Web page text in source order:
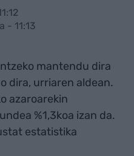
- 11:13
mantendu dira
dira, urriaren aldean.
azaroarekin
%1,3koa izan da.
estatistika